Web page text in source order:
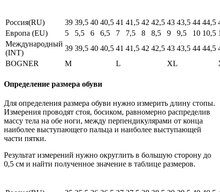
Россия(RU) 39 39,5 40 40,5 41 41,5 42 42,5 43 43,5 44 44,5
Европа (EU)
5 5,5 6 6,5 7 7,5 8 8,5 9 9,5 10 10,5
Международный
(INT)
39 39,5 40 40,5 41 41,5 42 42,5 43 43,5 44 44,5
BOGNER
M L XL
Определение размера обуви
Для определения размера обуви нужно измерить длину стопы.
Измерения проводят стоя, босиком, равномерно распределив
массу тела на обе ноги, между перпендикулярами от конца
наиболее выступающего пальца и наиболее выступающей
части пятки.
Результат измерений нужно округлить в большую сторону до
0,5 см и найти полученное значение в таблице размеров.